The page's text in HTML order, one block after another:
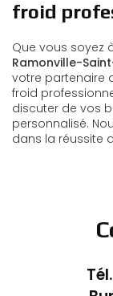
froid
Que vous soyez
Ramonville-
votre partenaire
froid
discuter de vos
personnalisé.
dans la réussite